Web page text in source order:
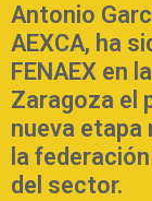
Antonio
AEXCA, ha
FENAEX en
Zaragoza el
nueva etapa
la
del sector.